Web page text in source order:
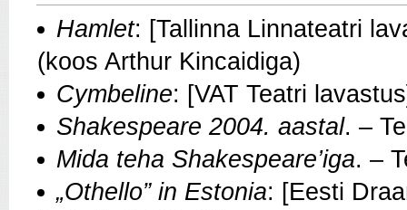
Hamlet: [Tallinna Linnateatri
(koos Arthur Kincaidiga)
Cymbeline: [VAT Teatri
Shakespeare 2004. aastal. –
Mida teha Shakespeare’iga. –
„Othello” in Estonia: [Eesti